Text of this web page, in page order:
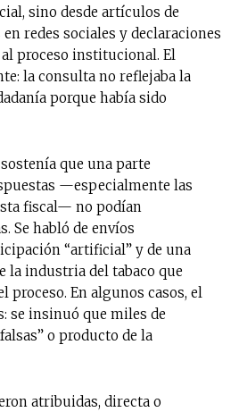
sino desde artículos de
redes sociales y declaraciones
proceso institucional. El
la consulta no reflejaba la
porque había sido
que una parte
—especialmente las
fiscal— no podían
Se habló de envíos
“artificial” y de una
la industria del tabaco que
proceso. En algunos casos, el
se insinuó que miles de
o producto de la
atribuidas, directa o